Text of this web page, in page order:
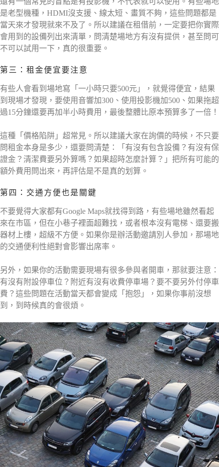
是老型機種，HDMI沒支援、線太短、畫質不夠，這些問題都是
當天來才發現就來不及了。所以建議在租借前，一定要把你實際
會用到的設備列出來清單，問清楚場地方有沒有提供，甚至問可
不可以試用一下，真的很重要。
第三：租金便宜要注意
有些人會看到場地寫「一小時只要500元」，就覺得便宜，結果
到現場才發現，要使用音響加300、使用投影機加500、如果拖超
過15分鐘還要再加半小時費用，最後整體比原本預算多了一倍！
這種「價格陷阱」超常見。所以建議大家在詢價的時候，不只要
問租金本身是多少，還要問清楚：「有沒有包含設備？有沒有保
證金？清潔費要另外算嗎？如果超時怎麼計算？」把所有可能的
額外費用問出來，再評估是不是真的划算。
第四：交通方便也是關鍵
不要覺得大家都有Google Maps就找得到路，有些場地雖然看起
來在市區，但在小巷子裡面超難找，或者根本沒有電梯、還要搬
器材上樓，超級不方便。如果你是辦活動邀請別人參加，那場地
的交通便利性絕對會影響出席率。
另外，如果你的活動需要現場有很多參與者開車，那就要注意：
有沒有附設停車位？附近有沒有收費停車場？要不要另外付停車
費？這些問題在活動當天都會變成「抱怨」，如果你事前沒想
到，到時候真的會很煩。